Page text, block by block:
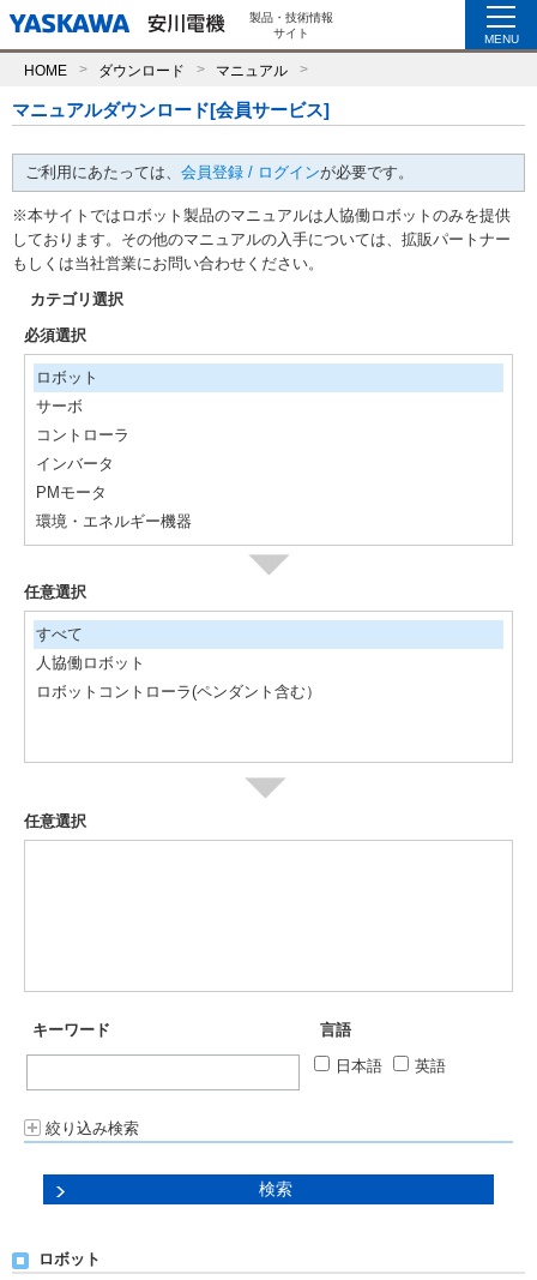
製品・技術情報
サイト
MENU
HOME ダウンロード マニュアル
マニュアルダウンロード[会員サービス]
ご利用にあたっては、 会員登録 / ログインが必要です。
※本サイトではロボット製品のマニュアルは人協働ロボットのみを提供
しております。その他のマニュアルの入手については、拡販パートナー
もしくは当社営業にお問い合わせください。
カテゴリ選択
必須選択
ロボット
サーボ
コントローラ
インバータ
PMモータ
環境・エネルギー機器
任意選択
すべて
人協働ロボット
ロボットコントローラ(ペンダント含む）
任意選択
キーワード
言語
日本語
英語
絞り込み検索
ロボット